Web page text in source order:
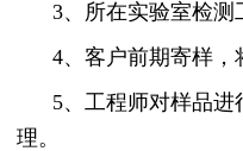
3、所在实验室检测
4、客户前期寄样，
5、工程师对样品
理。